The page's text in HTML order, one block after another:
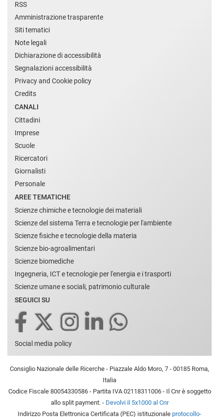
RSS
Amministrazione trasparente
Siti tematici
Note legali
Dichiarazione di accessibilità
Segnalazioni accessibilità
Privacy and Cookie policy
Credits
CANALI
Cittadini
Imprese
Scuole
Ricercatori
Giornalisti
Personale
AREE TEMATICHE
Scienze chimiche e tecnologie dei materiali
Scienze del sistema Terra e tecnologie per l'ambiente
Scienze fisiche e tecnologie della materia
Scienze bio-agroalimentari
Scienze biomediche
Ingegneria, ICT e tecnologie per l'energia e i trasporti
Scienze umane e sociali, patrimonio culturale
SEGUICI SU
Social media policy
Consiglio Nazionale delle Ricerche - Piazzale Aldo Moro, 7 - 00185 Roma,
Italia
Codice Fiscale 80054330586 - Partita IVA 02118311006 - Il Cnr è soggetto
allo split payment. - Devolvi il 5x1000 al Cnr
Indirizzo Posta Elettronica Certificata (PEC) istituzionale protocollo-